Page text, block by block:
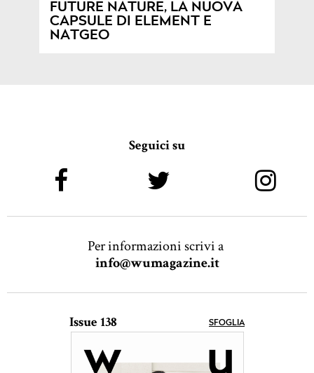
FUTURE NATURE, LA NUOVA
CAPSULE DI ELEMENT E
NATGEO
Seguici su
Per informazioni scrivi a
info@wumagazine.it
Issue 138 SFOGLIA